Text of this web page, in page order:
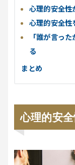
心理的安全性
心理的安全性
「誰が言っ
る
まとめ
心理的安